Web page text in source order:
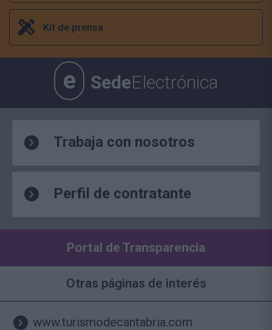
Kit de prensa
e SedeElectrónica
Trabaja con nosotros
Perfil de contratante
Portal de Transparencia
Otras páginas de interés
www.turismodecantabria.com